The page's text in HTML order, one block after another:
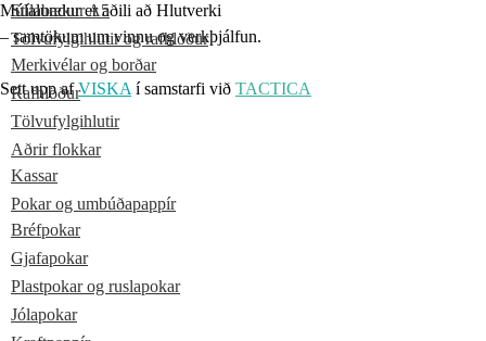
Stílabækur A5
Tölvufylgihlutir og rafhlöður
Merkivélar og borðar
Rafhlöður
Tölvufylgihlutir
Aðrir flokkar
Kassar
Pokar og umbúðapappír
Bréfpokar
Gjafapokar
Plastpokar og ruslapokar
Jólapokar
Múlalundur er aðili að Hlutverki
– samtökum um vinnu og verkþjálfun.
Sett upp afVISKA í samstarfi við TACTICA